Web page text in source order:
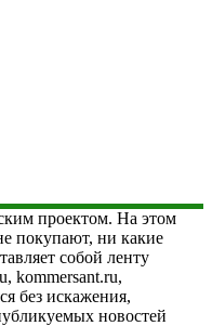
проектом. На этом
покупают, ни какие
собой ленту
kommersant.ru,
без искажения,
новостей